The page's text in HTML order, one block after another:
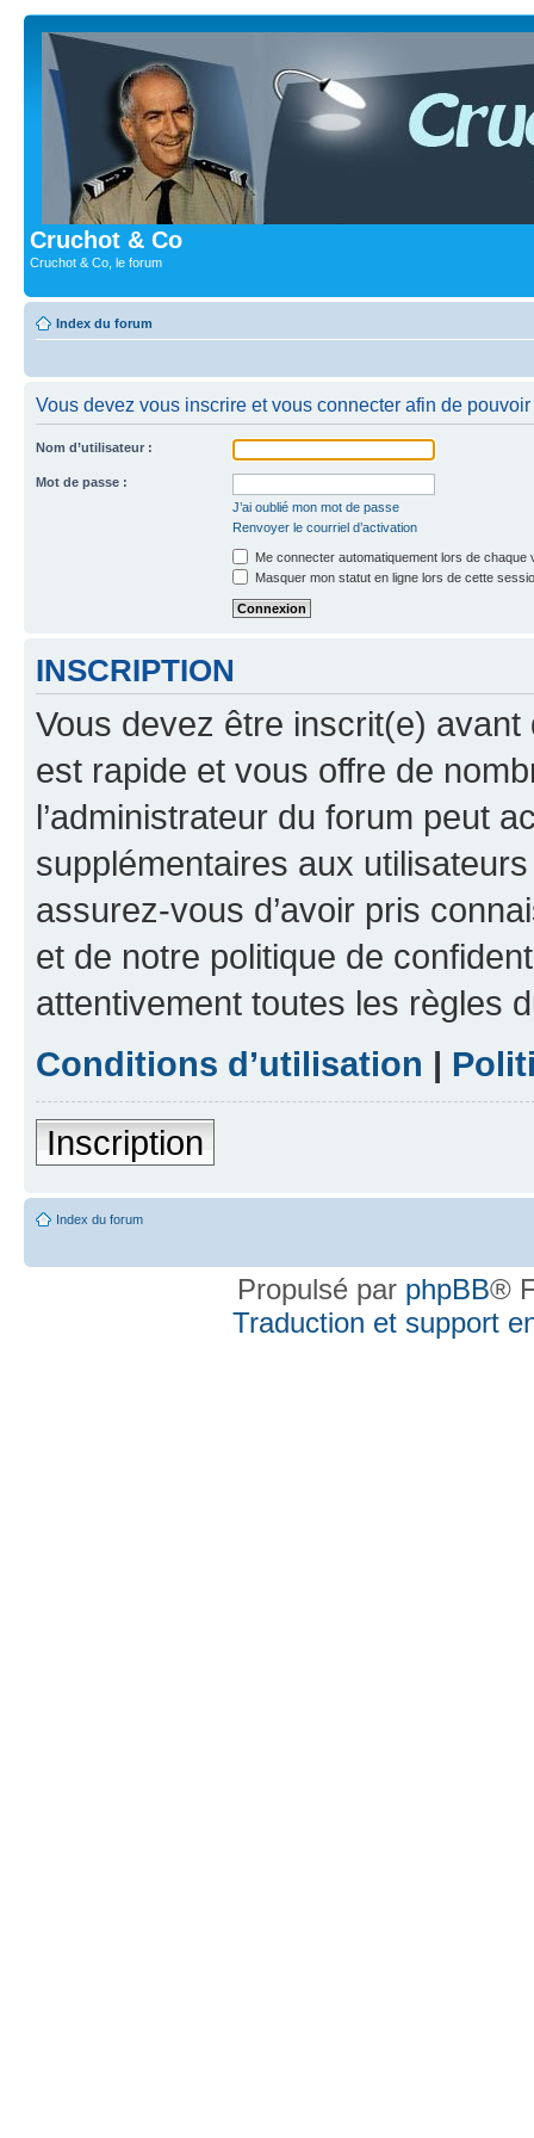
Cruchot & Co
Cruchot & Co, le forum
Index du forum
Vous devez vous inscrire et vous connecter afin de
Nom d’utilisateur :
Mot de passe :
J’ai oublié mon mot de passe
Renvoyer le courriel d’activation
Me connecter automatiquement lors de chaque
Masquer mon statut en ligne lors de cette
INSCRIPTION
Vous devez être inscrit(e) avant
est rapide et vous offre de
l’administrateur du forum peut
supplémentaires aux
assurez-vous d’avoir pris
et de notre politique de
attentivement toutes les règles
Conditions d’utilisation |
Inscription
Index du forum
Propulsé par phpBB®
Traduction et support